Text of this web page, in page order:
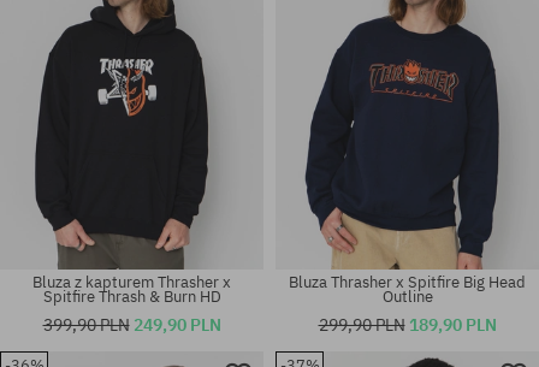
Bluza z kapturem Thrasher x
Spitfire Thrash & Burn HD
399,90 PLN 249,90 PLN
Bluza Thrasher x Spitfire Big Head
Outline
299,90 PLN 189,90 PLN